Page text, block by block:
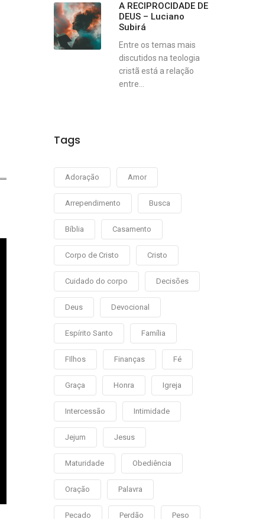
A RECIPROCIDADE DE
DEUS – Luciano
Subirá
Entre os temas mais
discutidos na teologia
cristã está a relação
entre...
Tags
Adoração Amor
Arrependimento Busca
Bíblia Casamento
Corpo de Cristo Cristo
Cuidado do corpo Decisões
Deus Devocional
Espírito Santo Família
FIlhos Finanças Fé
Graça Honra Igreja
Intercessão Intimidade
Jejum Jesus
Maturidade Obediência
Oração Palavra
Pecado Perdão Peso